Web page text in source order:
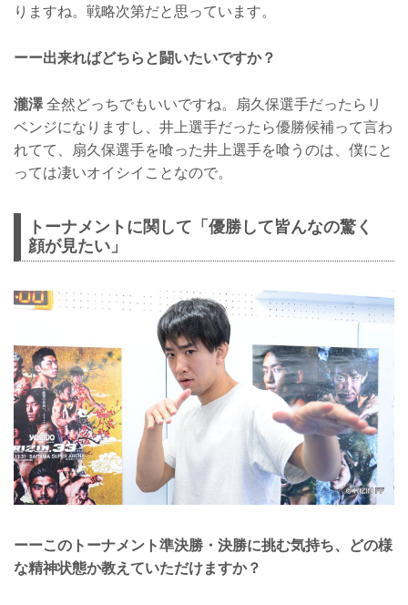
りますね。戦略次第だと思っています。
ーー出来ればどちらと闘いたいですか？
瀧澤全然どっちでもいいですね。扇久保選手だったらリ
ベンジになりますし、井上選手だったら優勝候補って言わ
れてて、扇久保選手を喰った井上選手を喰うのは、僕にと
っては凄いオイシイことなので。
トーナメントに関して「優勝して皆んなの驚く
顔が見たい」
ーーこのトーナメント準決勝・決勝に挑む気持ち、どの様
な精神状態か教えていただけますか？